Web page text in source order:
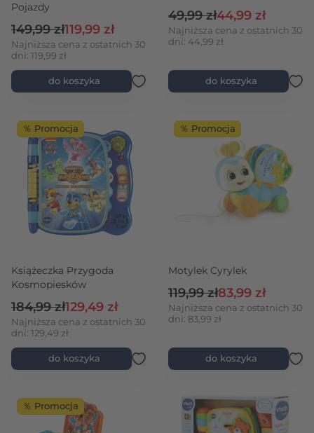
Pojazdy
Cena promocyjna
119,99 zł
Cena regularna
149,99 zł
Najniższa cena z ostatnich 30
dni: 119,99 zł
do koszyka
Cena
44,99 zł
Cena regularna
49,99 zł
Najniższa cena z ostatnich 30
dni: 44,99 zł
do koszyka
％ Promocja
Książeczka Przygoda
Kosmopiesków
Cena promocyjna
129,49 zł
Cena regularna
184,99 zł
Najniższa cena z ostatnich 30
dni: 129,49 zł
do koszyka
％ Promocja
Motylek Cyrylek
Cena
83,99 zł
Cena regularna
119,99 zł
Najniższa cena z ostatnich 30
dni: 83,99 zł
do koszyka
％ Promocja